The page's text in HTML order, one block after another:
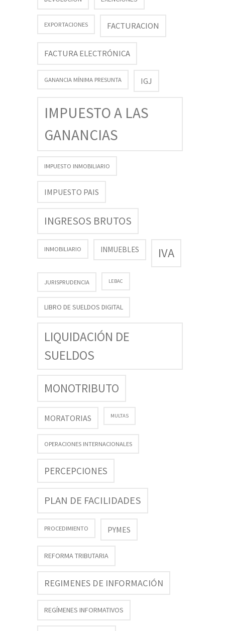
EXPORTACIONES FACTURACION
FACTURA ELECTRÓNICA
GANANCIA MÍNIMA PRESUNTA IGJ
IMPUESTO A LAS
GANANCIAS
IMPUESTO INMOBILIARIO
IMPUESTO PAIS
INGRESOS BRUTOS
INMOBILIARIO INMUEBLES IVA
JURISPRUDENCIA LEBAC
LIBRO DE SUELDOS DIGITAL
LIQUIDACIÓN DE
SUELDOS
MONOTRIBUTO
MORATORIAS MULTAS
OPERACIONES INTERNACIONALES
PERCEPCIONES
PLAN DE FACILIDADES
PROCEDIMIENTO PYMES
REFORMA TRIBUTARIA
REGIMENES DE INFORMACIÓN
REGÍMENES INFORMATIVOS